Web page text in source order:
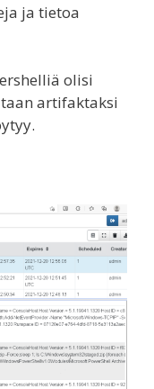
ja tietoa
olisi
artifaktaksi